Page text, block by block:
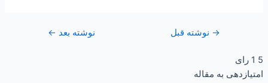
→ نوشته قبل نوشته بعد ←
5
1 رای
امتیازدهی به مقاله